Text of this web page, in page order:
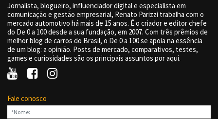
Jornalista, blogueiro, influenciador digital e especialista em
comunicação e gestão empresarial, Renato Parizzi trabalha com o
mercado automotivo há mais de 15 anos. É o criador e editor chefe
do De 0 a 100 desde a sua fundação, em 2007. Com três prêmios de
melhor blog de carros do Brasil, o De 0 a 100 se apoia na essência
de um blog: a opinião. Posts de mercado, comparativos, testes,
games e curiosidades são os principais assuntos por aqui.
Fale conosco